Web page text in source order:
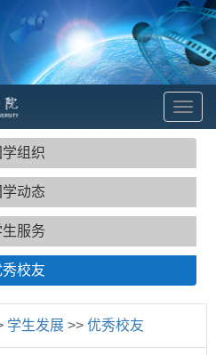
学组织
学动态
生服务
校友
学生发展 >> 优秀校友